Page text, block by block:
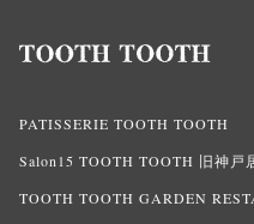
PATISSERIE TOOTH TOOTH
Salon15 TOOTH TOOTH 旧神戸
TOOTH TOOTH GARDEN